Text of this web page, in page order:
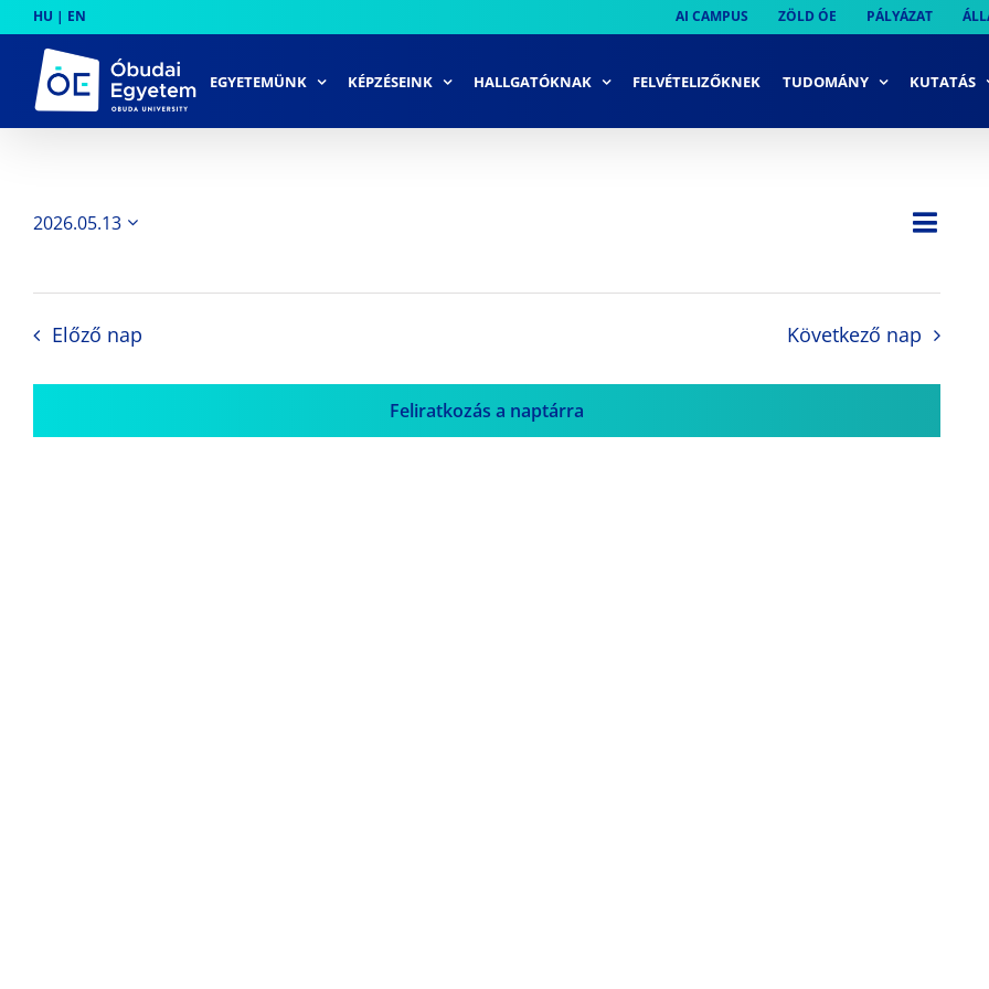
to
content
HU | EN AI CAMPUS ZÖLD ÓE PÁLYÁZAT
EGYETEMÜNK KÉPZÉSEINK HALLGATÓKNAK FELVÉTELIZŐKNEK TUDOMÁNY KUTATÁS
Nap
2026.05.13
Előző nap Következő nap
Feliratkozás a naptárra